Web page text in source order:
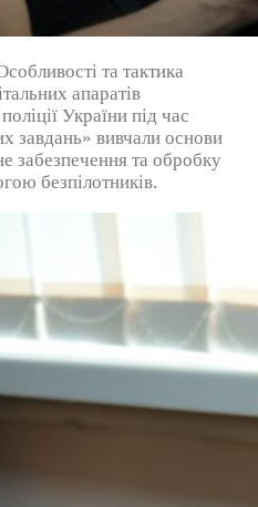
та тактика
апаратів
України під час
завдань» вивчали основи
забезпечення та обробку
безпілотників.